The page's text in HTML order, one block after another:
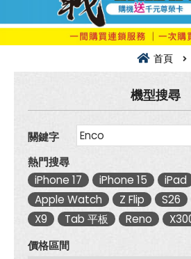
度
總
整
首頁
機型搜尋
關鍵字
熱門搜尋
iPhone 17
iPhone 15 iPad
Apple Watch
Z Flip S26
X9
Tab 平板 Reno
價格區間